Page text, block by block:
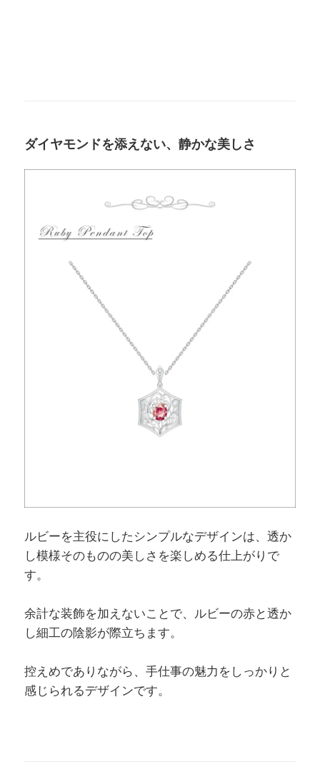
ダイヤモンドを添えない、静かな美しさ
ルビーを主役にしたシンプルなデザインは、透か
し模様そのものの美しさを楽しめる仕上がりで
す。
余計な装飾を加えないことで、ルビーの赤と透か
し細工の陰影が際立ちます。
控えめでありながら、手仕事の魅力をしっかりと
感じられるデザインです。